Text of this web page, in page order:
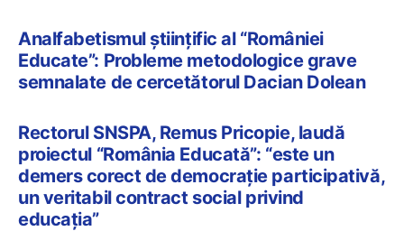
Analfabetismul științific al “României
Educate”: Probleme metodologice grave
semnalate de cercetătorul Dacian Dolean
Rectorul SNSPA, Remus Pricopie, laudă
proiectul “România Educată”: “este un
demers corect de democrație participativă,
un veritabil contract social privind
educația”